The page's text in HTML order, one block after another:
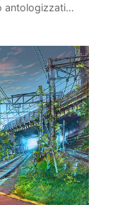
antologizzati…